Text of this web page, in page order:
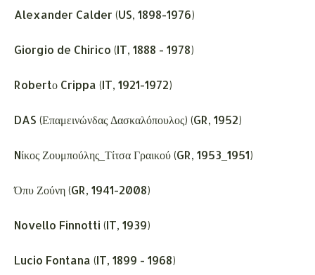
Alexander Calder (US, 1898-1976)
Giorgio de Chirico (IT, 1888 - 1978)
Robertο Crippa (IT, 1921-1972)
DAS (Επαμεινώνδας Δασκαλόπουλος) (GR, 1952)
Nίκος Ζουμπούλης_Τίτσα Γραικού (GR, 1953_1951)
Όπυ Ζούνη (GR, 1941-2008)
Novello Finnotti (IT, 1939)
Lucio Fontana (IT, 1899 - 1968)